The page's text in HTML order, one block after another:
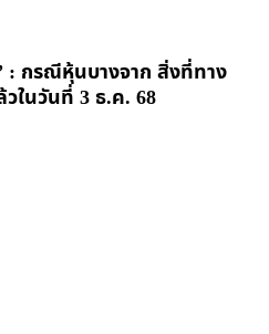
กรณีหุ้นบางจาก สิ่งที่ทาง
วในวันที่ 3 ธ.ค. 68